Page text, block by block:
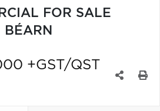
FOR SALE
BÉARN
+GST/QST